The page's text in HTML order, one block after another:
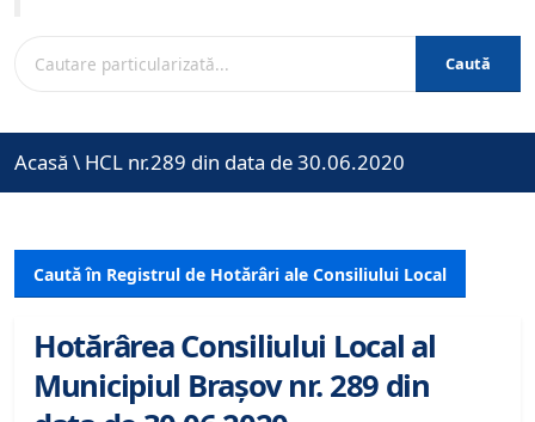
Caută
Acasă \ HCL nr.289 din data de 30.06.2020
Caută în Registrul de Hotărâri ale Consiliului Local
Hotărârea Consiliului Local al
Municipiul Brașov nr. 289 din